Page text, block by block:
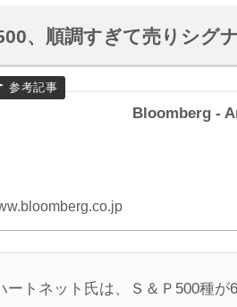
、順調すぎて売りシグ
Bloomberg -
ネット氏は、Ｓ＆Ｐ500種が